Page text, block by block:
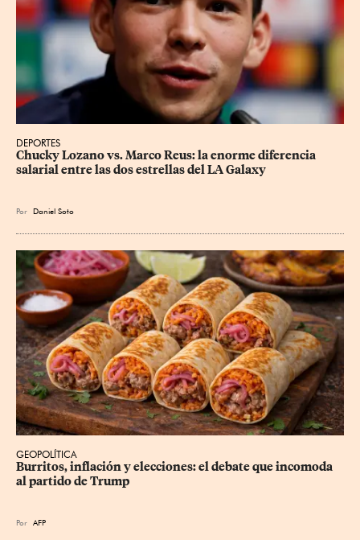
DEPORTES
Chucky Lozano vs. Marco Reus: la enorme diferencia
salarial entre las dos estrellas del LA Galaxy
Por Daniel Soto
GEOPOLÍTICA
Burritos, inflación y elecciones: el debate que incomoda
al partido de Trump
Por AFP